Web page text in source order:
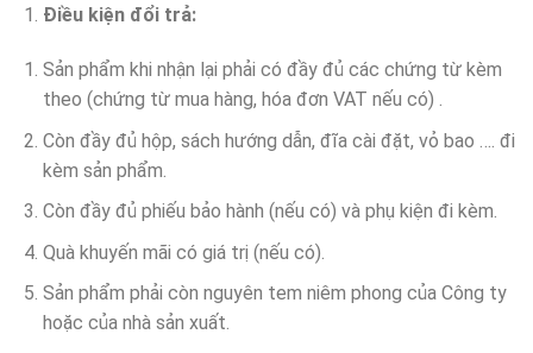
Điều kiện đổi trả:
Sản phẩm khi nhận lại phải có đầy đủ các chứng từ kèm
theo (chứng từ mua hàng, hóa đơn VAT nếu có) .
Còn đầy đủ hộp, sách hướng dẫn, đĩa cài đặt, vỏ bao …. đi
kèm sản phẩm.
Còn đầy đủ phiếu bảo hành (nếu có) và phụ kiện đi kèm.
Quà khuyến mãi có giá trị (nếu có).
Sản phẩm phải còn nguyên tem niêm phong của Công ty
hoặc của nhà sản xuất.